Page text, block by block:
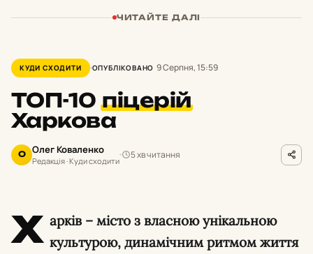
ЧИТАЙТЕ ДАЛІ
КУДИ СХОДИТИ ОПУБЛІКОВАНО 9 Серпня, 15:59
ТОП-10піцерій
Харкова
О Олег Коваленко
Редакція · Куди сходити
5 хв читання
Х арків – місто з власною унікальною
культурою, динамічним ритмом життя